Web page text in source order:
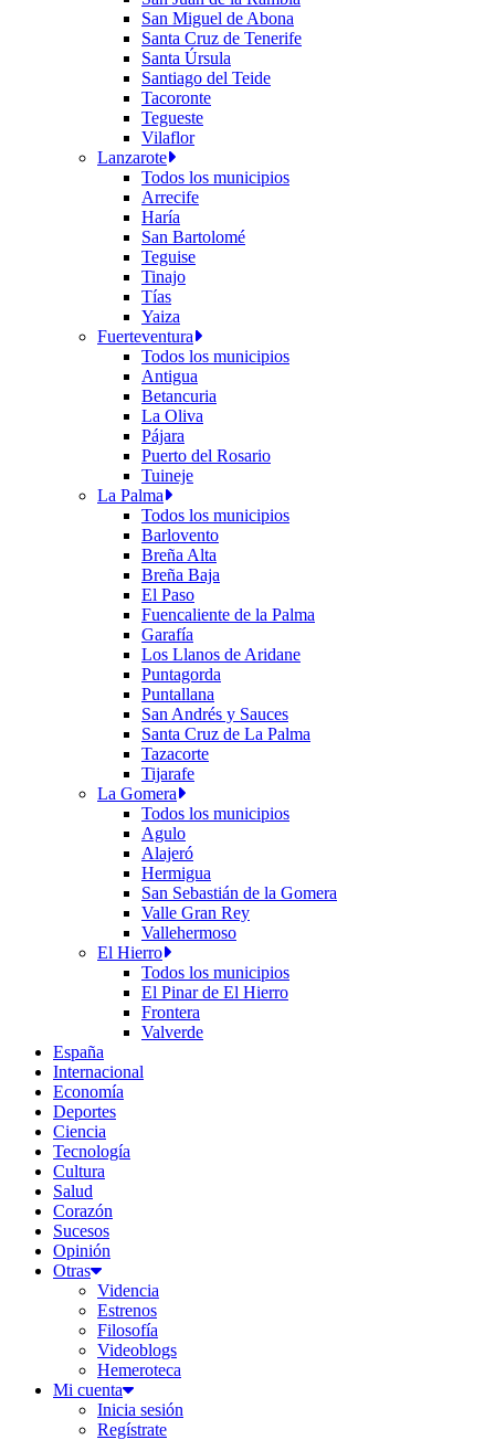
San Miguel de Abona
Santa Cruz de Tenerife
Santa Úrsula
Santiago del Teide
Tacoronte
Tegueste
Vilaflor
Lanzarote
Todos los municipios
Arrecife
Haría
San Bartolomé
Teguise
Tinajo
Tías
Yaiza
Fuerteventura
Todos los municipios
Antigua
Betancuria
La Oliva
Pájara
Puerto del Rosario
Tuineje
La Palma
Todos los municipios
Barlovento
Breña Alta
Breña Baja
El Paso
Fuencaliente de la Palma
Garafía
Los Llanos de Aridane
Puntagorda
Puntallana
San Andrés y Sauces
Santa Cruz de La Palma
Tazacorte
Tijarafe
La Gomera
Todos los municipios
Agulo
Alajeró
Hermigua
San Sebastián de la Gomera
Valle Gran Rey
Vallehermoso
El Hierro
Todos los municipios
El Pinar de El Hierro
Frontera
Valverde
España
Internacional
Economía
Deportes
Ciencia
Tecnología
Cultura
Salud
Corazón
Sucesos
Opinión
Otras
Videncia
Estrenos
Filosofía
Videoblogs
Hemeroteca
Mi cuenta
Inicia sesión
Regístrate